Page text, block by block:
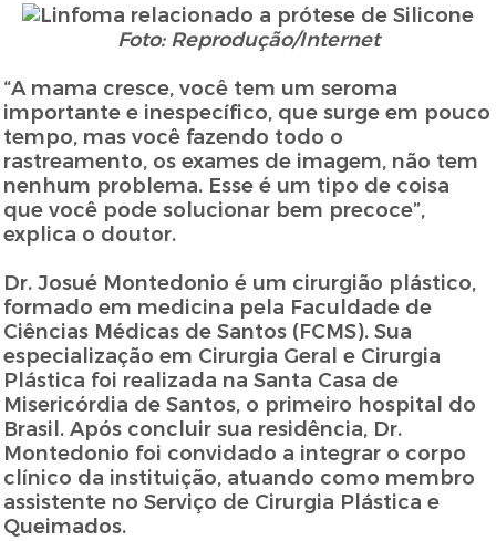
Foto: Reprodução/Internet
“A mama cresce, você tem um seroma
importante e inespecífico, que surge em pouco
tempo, mas você fazendo todo o
rastreamento, os exames de imagem, não tem
nenhum problema. Esse é um tipo de coisa
que você pode solucionar bem precoce”,
explica o doutor.
Dr. Josué Montedonio é um cirurgião plástico,
formado em medicina pela Faculdade de
Ciências Médicas de Santos (FCMS). Sua
especialização em Cirurgia Geral e Cirurgia
Plástica foi realizada na Santa Casa de
Misericórdia de Santos, o primeiro hospital do
Brasil. Após concluir sua residência, Dr.
Montedonio foi convidado a integrar o corpo
clínico da instituição, atuando como membro
assistente no Serviço de Cirurgia Plástica e
Queimados.